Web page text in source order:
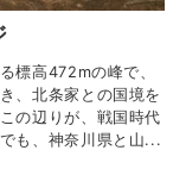
標高472mの峰で、
、北条家との国境を
の辺りが、戦国時代
も、神奈川県と山...